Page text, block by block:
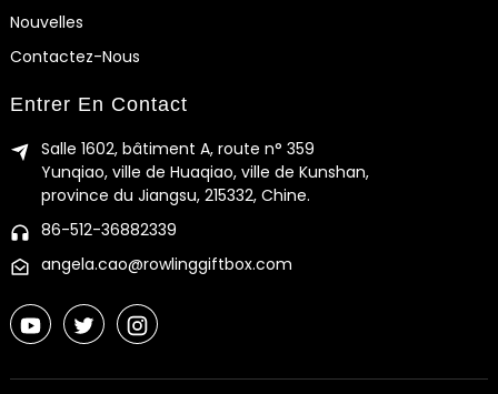
Nouvelles
Contactez-Nous
Entrer En Contact
Salle 1602, bâtiment A, route n° 359
Yunqiao, ville de Huaqiao, ville de Kunshan,
province du Jiangsu, 215332, Chine.
86-512-36882339
angela.cao@rowlinggiftbox.com